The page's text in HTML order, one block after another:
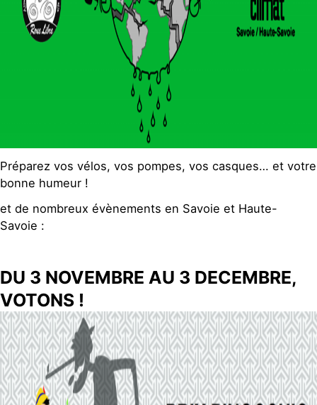
Préparez vos vélos, vos pompes, vos casques… et votre
bonne humeur !
et de nombreux évènements en Savoie et Haute-
Savoie :
DU 3 NOVEMBRE AU 3 DECEMBRE,
VOTONS !